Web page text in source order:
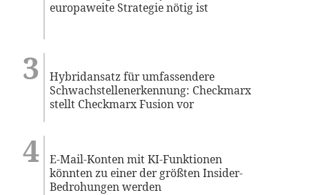
europaweite Strategie nötig ist
Hybridansatz für umfassendere
Schwachstellenerkennung: Checkmarx
stellt Checkmarx Fusion vor
E-Mail-Konten mit KI-Funktionen
könnten zu einer der größten Insider-
Bedrohungen werden